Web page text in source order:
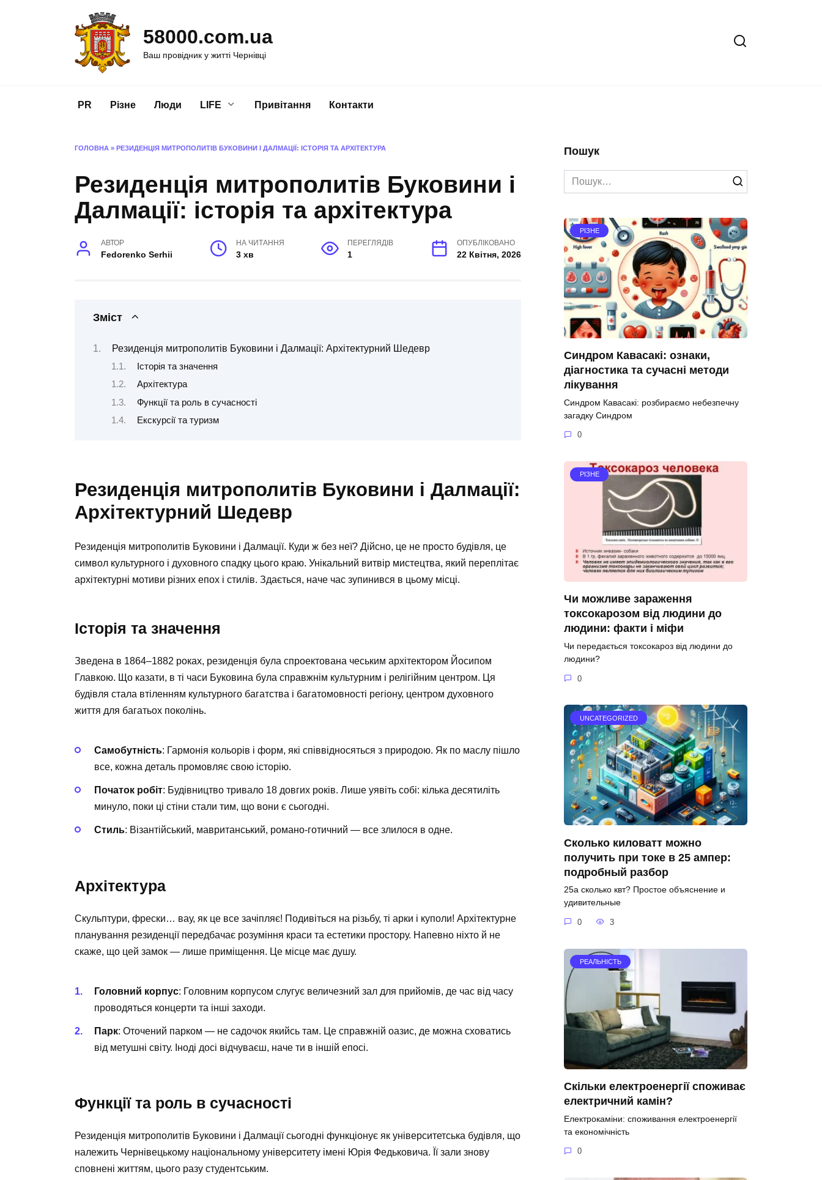
58000.com.ua
Ваш провідник у житті Чернівці
PR Різне Люди LIFE Привітання Контакти
ГОЛОВНА » РЕЗИДЕНЦІЯ МИТРОПОЛИТІВ БУКОВИНИ І ДАЛМАЦІЇ: ІСТОРІЯ ТА АРХІТЕКТУРА
Резиденція митрополитів Буковини і
Далмації: історія та архітектура
АВТОР
Fedorenko Serhii
НА ЧИТАННЯ
3 хв
ПЕРЕГЛЯДІВ
1
ОПУБЛІКОВАНО
22 Квітня, 2026
Зміст
Резиденція митрополитів Буковини і Далмації: Архітектурний Шедевр
Історія та значення
Архітектура
Функції та роль в сучасності
Екскурсії та туризм
Резиденція митрополитів Буковини і Далмації:
Архітектурний Шедевр
Резиденція митрополитів Буковини і Далмації. Куди ж без неї? Дійсно, це не просто будівля, це
символ культурного і духовного спадку цього краю. Унікальний витвір мистецтва, який переплітає
архітектурні мотиви різних епох і стилів. Здається, наче час зупинився в цьому місці.
Історія та значення
Зведена в 1864–1882 роках, резиденція була спроектована чеським архітектором Йосипом
Главкою. Що казати, в ті часи Буковина була справжнім культурним і релігійним центром. Ця
будівля стала втіленням культурного багатства і багатомовності регіону, центром духовного
життя для багатьох поколінь.
Самобутність: Гармонія кольорів і форм, які співвідносяться з природою. Як по маслу пішло
все, кожна деталь промовляє свою історію.
Початок робіт: Будівництво тривало 18 довгих років. Лише уявіть собі: кілька десятиліть
минуло, поки ці стіни стали тим, що вони є сьогодні.
Стиль: Візантійський, мавританський, романо-готичний — все злилося в одне.
Архітектура
Скульптури, фрески… вау, як це все зачіпляє! Подивіться на різьбу, ті арки і куполи! Архітектурне
планування резиденції передбачає розуміння краси та естетики простору. Напевно ніхто й не
скаже, що цей замок — лише приміщення. Це місце має душу.
Головний корпус: Головним корпусом слугує величезний зал для прийомів, де час від часу
проводяться концерти та інші заходи.
Парк: Оточений парком — не садочок якийсь там. Це справжній оазис, де можна сховатись
від метушні світу. Іноді досі відчуваєш, наче ти в іншій епосі.
Функції та роль в сучасності
Резиденція митрополитів Буковини і Далмації сьогодні функціонує як університетська будівля, що
належить Чернівецькому національному університету імені Юрія Федьковича. Її зали знову
сповнені життям, цього разу студентським.
Пошук
Search
for:
РІЗНЕ
Синдром Кавасакі: ознаки,
діагностика та сучасні методи
лікування
Синдром Кавасакі: розбираємо небезпечну
загадку Синдром
0
РІЗНЕ
Чи можливе зараження
токсокарозом від людини до
людини: факти і міфи
Чи передається токсокароз від людини до
людини?
0
UNCATEGORIZED
Сколько киловатт можно
получить при токе в 25 ампер:
подробный разбор
25а сколько квт? Простое объяснение и
удивительные
0 3
РЕАЛЬНІСТЬ
Скільки електроенергії споживає
електричний камін?
Електрокаміни: споживання електроенергії
та економічність
0